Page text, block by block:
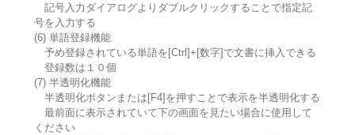
記号入力ダイアログよりダブルクリックすることで指定記
号を入力する
(6) 単語登録機能
予め登録されている単語を[Ctrl]+[数字]で文書に挿入できる
登録数は１０個
(7) 半透明化機能
半透明化ボタンまたは[F4]を押すことで表示を半透明化する
最前面に表示されていて下の画面を見たい場合に使用して
ください